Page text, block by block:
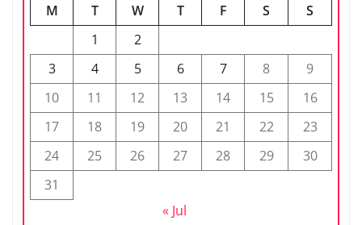
M
T W T F S
S
1
2
3
4 5 6 7 8
9
10
11 12 13 14 15
16
17
18 19 20 21 22
23
24
25 26 27 28 29
30
31
« Jul